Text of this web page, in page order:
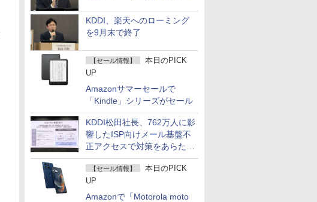
KDDI、楽天へのローミング
を9月末で終了
【セール情報】
本日のPICK
UP
Amazonサマーセールで
「Kindle」シリーズがセール
KDDI松田社長、762万人に影
響したISP向けメール基盤不
正アクセスで対策をあらため
て説明
【セール情報】
本日のPICK
UP
Amazonで「Motorola moto